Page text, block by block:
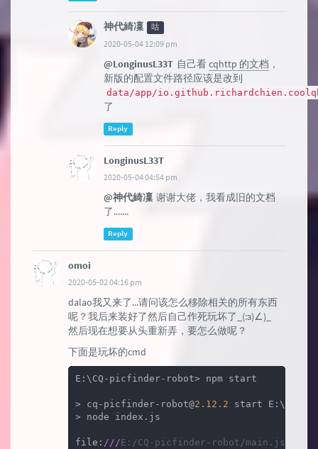
神代綺凜 咕
2020-05-04 12:09 pm
@LonginusL33T 自己看cqhttp 的文档 ，
新版的配置文件路径应该是改到
data/app/
了
Reply
LonginusL33T
2020-05-04 04:54 pm
@神代綺凜 谢谢大佬，我看成旧的文档
了.......
Reply
omoi
2020-05-02 04:16 pm
dalao我又来了...请问该怎么移除相关的所有东西
呢？我后来装好了然后自己作死玩坏了_(:з)∠)_
然后现在想要从头重新弄，要怎么做呢？
下面是玩坏的cmd
E:\CQ-picfinder-robot> npm start
> cq-picfinder-robot@2.12 .2 start E:\CQ-
> node index.js
file: ///E:/CQ-picfinder-robot/main.js:1